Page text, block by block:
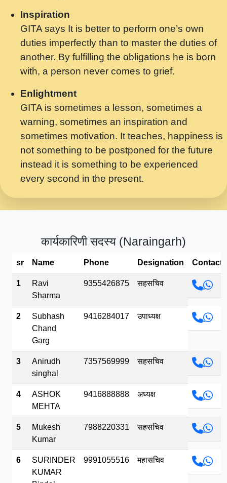
Saawariya.mp3
मर गनय न अपरध लडडल शर रध.... Shri
ravinandan shastri ji maharaj.mp3
मेरे मन हरी का ध्यान लगा - भजन भाव - 2018 -
Rishikesh - Swami Gyananand Ji
Maharaj.mp3
यह हसरत तलब ह नकज कमर Yahi Hasraten
Talab Hai Bhav Pravah #bhajan.mp3
लडल ज बल ल क ज न लग Sadhvi Purnima Ji
7.9.2021 जवल नगर दलल #बसर.mp3
सख भ मझ पयर ह दख भ मझ पयर ह!छड म कस दत
सपरहट भजन 2021 - तर अखय ह जद भर बहर ज म
सपरहट शयम भजन - जय जय शयम जय जय शयम
भव.mp3
Inspiration
GITA says It is better to perform one’s own
duties imperfectly than to master the duties of
another. By fulfilling the obligations he is born
with, a person never comes to grief.
Enlightment
GITA is sometimes a lesson, sometimes a
warning, sometimes an inspiration and
sometimes motivation. It teaches, happiness is
not something to be postponed for the future
instead it is something to be experienced
every second in the present.
कार्यकारिणी सदस्य (Naraingarh)
sr Name Phone Designation Contact
1
Ravi
Sharma
9355426875 सहसचिव
2
Subhash
Chand
Garg
9416284017 उपाध्यक्ष
3
Anirudh
singhal
7357569999 सहसचिव
4
ASHOK
MEHTA
9416888888 अध्यक्ष
5
Mukesh
Kumar
7988220331 सहसचिव
6
SURINDER
KUMAR
9991055516 महासचिव